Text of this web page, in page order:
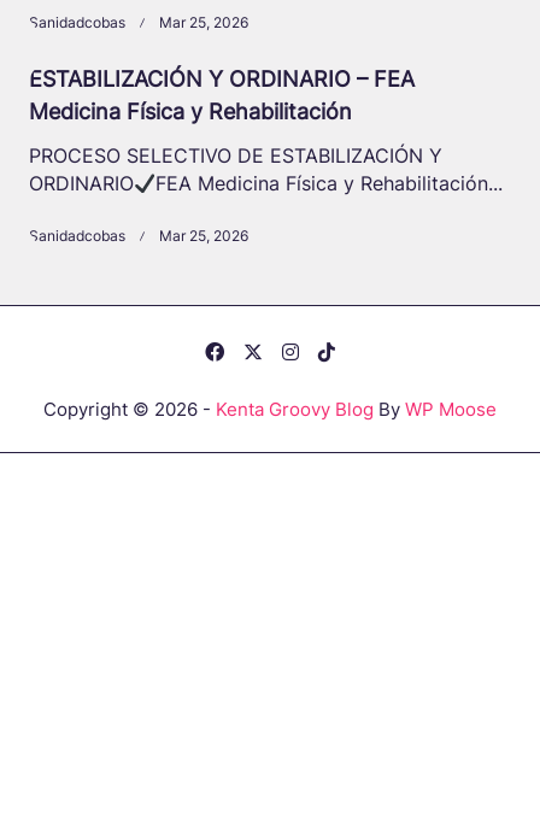
Sanidadcobas Mar 25, 2026
ESTABILIZACIÓN Y ORDINARIO – FEA
Medicina Física y Rehabilitación
PROCESO SELECTIVO DE ESTABILIZACIÓN Y
ORDINARIO
FEA Medicina Física y Rehabilitación...
Sanidadcobas Mar 25, 2026
Copyright © 2026 - Kenta Groovy Blog By WP Moose